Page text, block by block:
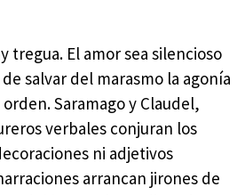
tregua. El amor sea silencioso
salvar del marasmo la agonía
Saramago y Claudel,
verbales conjuran los
ni adjetivos
arrancan jirones de